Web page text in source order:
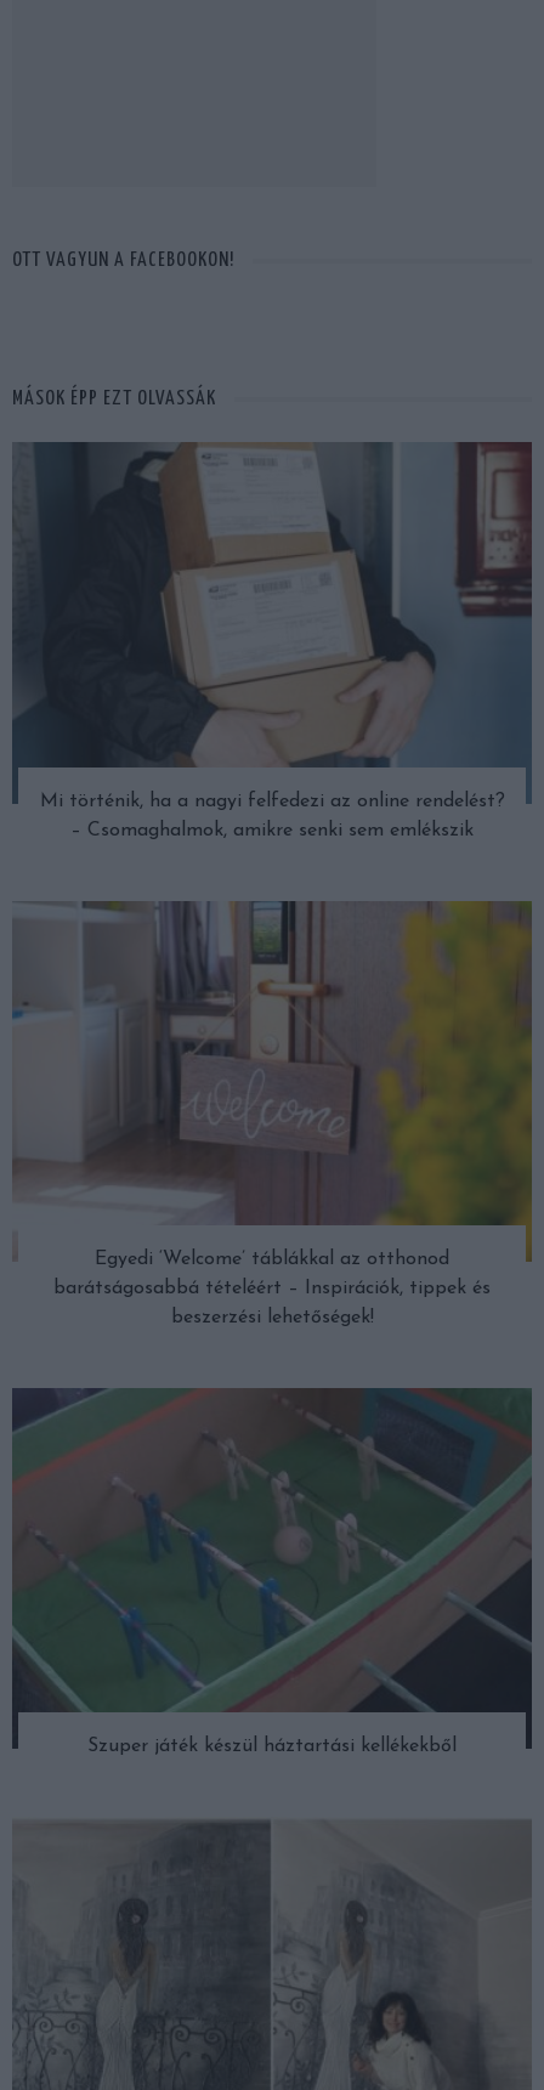
OTT VAGYUN A FACEBOOKON!
MÁSOK ÉPP EZT OLVASSÁK
Mi történik, ha a nagyi felfedezi az online rendelést?
– Csomaghalmok, amikre senki sem emlékszik
Egyedi ‘Welcome’ táblákkal az otthonod
barátságosabbá tételéért – Inspirációk, tippek és
beszerzési lehetőségek!
Szuper játék készül háztartási kellékekből